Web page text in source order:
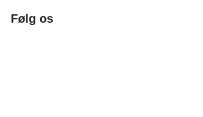
Følg os